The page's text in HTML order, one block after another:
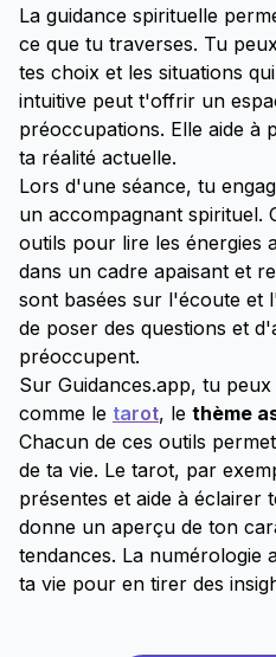
La guidance spirituelle
ce que tu traverses. Tu
tes choix et les situations
intuitive peut t'offrir un
préoccupations. Elle aide à
ta réalité actuelle.
Lors d'une séance, tu
un accompagnant spirituel.
outils pour lire les énergies
dans un cadre apaisant et
sont basées sur l'écoute et
de poser des questions et
préoccupent.
Sur Guidances.app, tu
comme le tarot, le thème
Chacun de ces outils
de ta vie. Le tarot, par
présentes et aide à éclairer
donne un aperçu de ton
tendances. La numérologie
ta vie pour en tirer des